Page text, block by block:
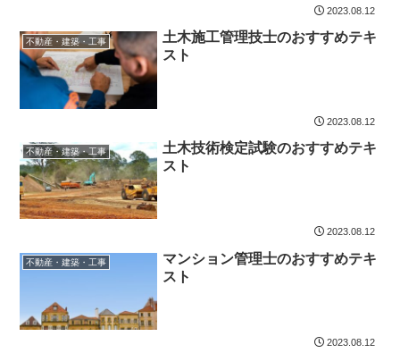
2023.08.12
不動産・建築・工事
土木施工管理技士のおすすめテキ
スト
2023.08.12
不動産・建築・工事
土木技術検定試験のおすすめテキ
スト
2023.08.12
不動産・建築・工事
マンション管理士のおすすめテキ
スト
2023.08.12